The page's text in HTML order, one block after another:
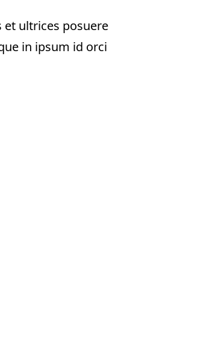
ultrices posuere
in ipsum id orci